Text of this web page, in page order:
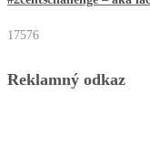
17576
Reklamný odkaz